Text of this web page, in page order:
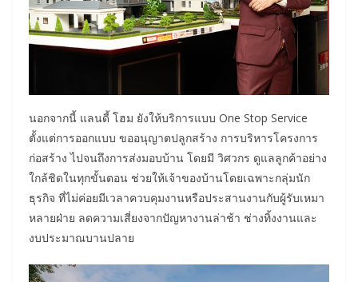
นอกจากนี้ แลนดี้ โฮม ยังให้บริการแบบ One Stop Service
ตั้งแต่การออกแบบ ขออนุญาตปลูกสร้าง การบริหารโครงการ
ก่อสร้าง ไปจนถึงการส่งมอบบ้าน โดยมี วิศวกร ดูแลลูกค้าอย่าง
ใกล้ชิดในทุกขั้นตอน ช่วยให้เจ้าของบ้านโดยเฉพาะกลุ่มนัก
ธุรกิจ ที่ไม่ค่อยมีเวลาควบคุมงานหรือประสานงานกับผู้รับเหมา
หลายฝ่าย ลดความเสี่ยงจากปัญหางานล่าช้า ช่างทิ้งงานและ
งบประมาณบานปลาย